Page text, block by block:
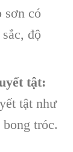
sơn có
độ
tật:
tật như
tróc.